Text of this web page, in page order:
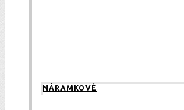
NÁRAMKOVÉ